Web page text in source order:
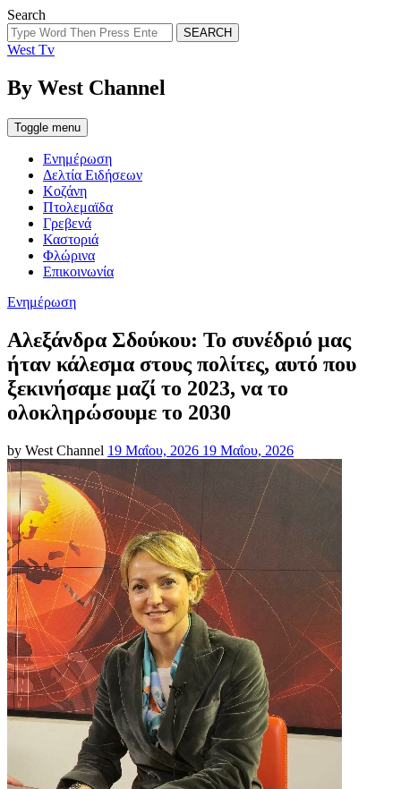
Search
SEARCH
West Tv
By West Channel
Toggle menu
Ενημέρωση
Δελτία Ειδήσεων
Κοζάνη
Πτολεμαϊδα
Γρεβενά
Καστοριά
Φλώρινα
Επικοινωνία
Categories
Ενημέρωση
Αλεξάνδρα Σδούκου: Το συνέδριό μας
ήταν κάλεσμα στους πολίτες, αυτό που
ξεκινήσαμε μαζί το 2023, να το
ολοκληρώσουμε το 2030
by West Channel Posted
19 Μαΐου, 2026 19 Μαΐου, 2026